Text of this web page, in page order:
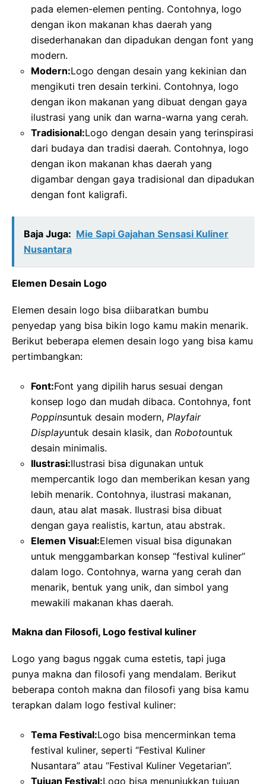
pada elemen-elemen penting. Contohnya, logo
dengan ikon makanan khas daerah yang
disederhanakan dan dipadukan dengan font yang
modern.
Modern:Logo dengan desain yang kekinian dan
mengikuti tren desain terkini. Contohnya, logo
dengan ikon makanan yang dibuat dengan gaya
ilustrasi yang unik dan warna-warna yang cerah.
Tradisional:Logo dengan desain yang terinspirasi
dari budaya dan tradisi daerah. Contohnya, logo
dengan ikon makanan khas daerah yang
digambar dengan gaya tradisional dan dipadukan
dengan font kaligrafi.
Baja Juga: Mie Sapi Gajahan Sensasi Kuliner
Nusantara
Elemen Desain Logo
Elemen desain logo bisa diibaratkan bumbu
penyedap yang bisa bikin logo kamu makin menarik.
Berikut beberapa elemen desain logo yang bisa kamu
pertimbangkan:
Font:Font yang dipilih harus sesuai dengan
konsep logo dan mudah dibaca. Contohnya, font
Poppinsuntuk desain modern, Playfair
Displayuntuk desain klasik, dan Robotountuk
desain minimalis.
Ilustrasi:Ilustrasi bisa digunakan untuk
mempercantik logo dan memberikan kesan yang
lebih menarik. Contohnya, ilustrasi makanan,
daun, atau alat masak. Ilustrasi bisa dibuat
dengan gaya realistis, kartun, atau abstrak.
Elemen Visual:Elemen visual bisa digunakan
untuk menggambarkan konsep “festival kuliner”
dalam logo. Contohnya, warna yang cerah dan
menarik, bentuk yang unik, dan simbol yang
mewakili makanan khas daerah.
Makna dan Filosofi, Logo festival kuliner
Logo yang bagus nggak cuma estetis, tapi juga
punya makna dan filosofi yang mendalam. Berikut
beberapa contoh makna dan filosofi yang bisa kamu
terapkan dalam logo festival kuliner:
Tema Festival:Logo bisa mencerminkan tema
festival kuliner, seperti “Festival Kuliner
Nusantara” atau “Festival Kuliner Vegetarian”.
Tujuan Festival:Logo bisa menunjukkan tujuan